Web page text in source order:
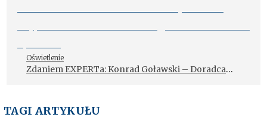
Oświetlenie
Zdaniem EXPERTa: Konrad Goławski – Doradca
TAGI ARTYKUŁU